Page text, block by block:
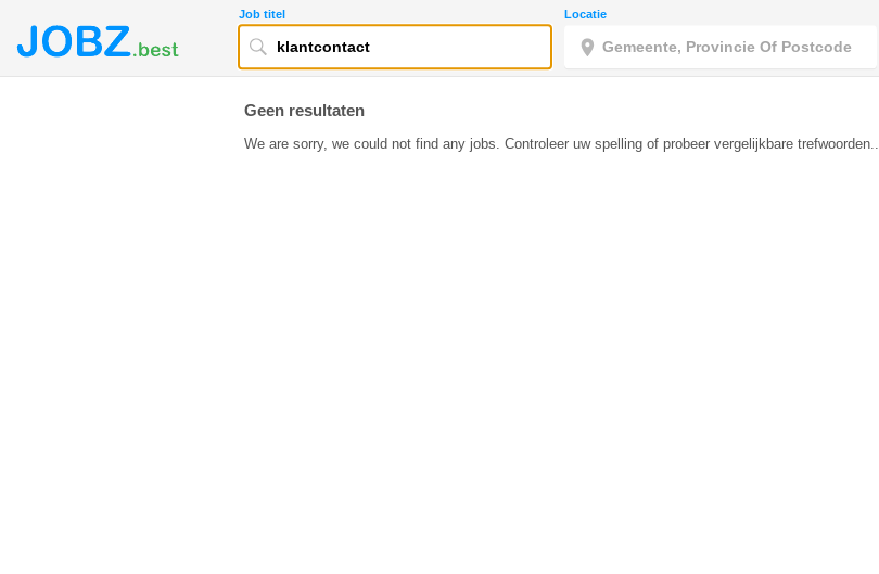
Job titel Locatie
Geen resultaten
We are sorry, we could not find any jobs. Controleer uw spelling of probeer vergelijkbare trefwoorden..